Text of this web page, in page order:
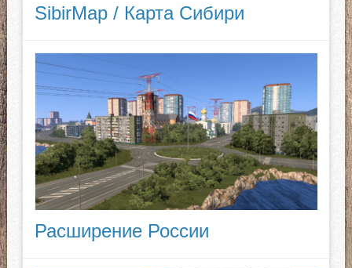
SibirMap / Карта Сибири
Расширение России